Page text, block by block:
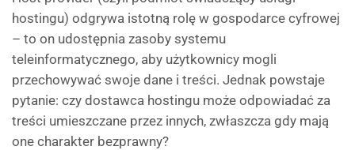
hostingu) odgrywa istotną rolę w gospodarce cyfrowej
– to on udostępnia zasoby systemu
teleinformatycznego, aby użytkownicy mogli
przechowywać swoje dane i treści. Jednak powstaje
pytanie: czy dostawca hostingu może odpowiadać za
treści umieszczane przez innych, zwłaszcza gdy mają
one charakter bezprawny?